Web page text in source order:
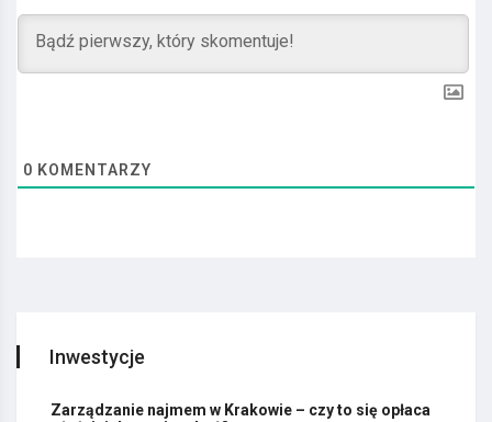
0 KOMENTARZY
Inwestycje
Zarządzanie najmem w Krakowie – czy to się opłaca